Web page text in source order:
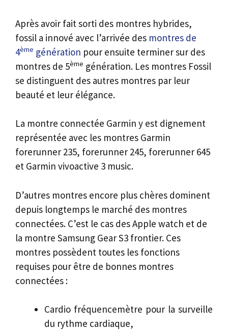
Après avoir fait sorti des montres hybrides,
fossil a innové avec l’arrivée des montres de
4ème génération pour ensuite terminer sur des
montres de 5ème génération. Les montres Fossil
se distinguent des autres montres par leur
beauté et leur élégance.
La montre connectée Garmin y est dignement
représentée avec les montres Garmin
forerunner 235, forerunner 245, forerunner 645
et Garmin vivoactive 3 music.
D’autres montres encore plus chères dominent
depuis longtemps le marché des montres
connectées. C’est le cas des Apple watch et de
la montre Samsung Gear S3 frontier. Ces
montres possèdent toutes les fonctions
requises pour être de bonnes montres
connectées :
Cardio fréquencemètre pour la surveille
du rythme cardiaque,